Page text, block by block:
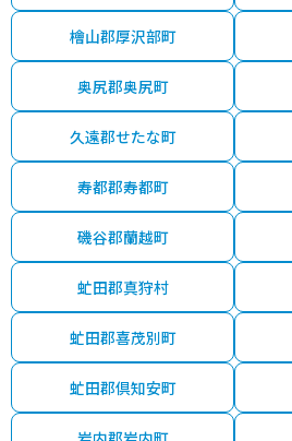
檜山郡厚沢部町
奥尻郡奥尻町
久遠郡せたな町
寿都郡寿都町
磯谷郡蘭越町
虻田郡真狩村
虻田郡喜茂別町
虻田郡倶知安町